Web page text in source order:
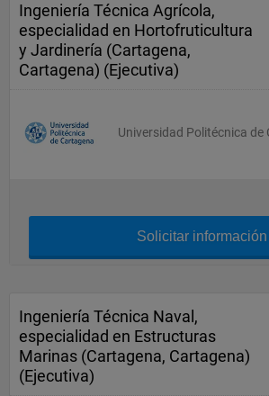
Ingeniería Técnica Agrícola,
especialidad en Hortofruticultura
y Jardinería (Cartagena,
Cartagena) (Ejecutiva)
Universidad Politécnica de
Solicitar información
Ingeniería Técnica Naval,
especialidad en Estructuras
Marinas (Cartagena, Cartagena)
(Ejecutiva)